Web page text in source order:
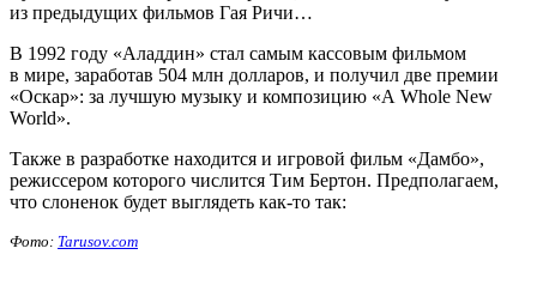
из предыдущих фильмов Гая Ричи…
В 1992 году «Аладдин» стал самым кассовым фильмом
в мире, заработав 504 млн долларов, и получил две премии
«Оскар»: за лучшую музыку и композицию «A Whole New
World».
Также в разработке находится и игровой фильм «Дамбо»,
режиссером которого числится Тим Бертон. Предполагаем,
что слоненок будет выглядеть как-то так:
Фото: Tarusov.com